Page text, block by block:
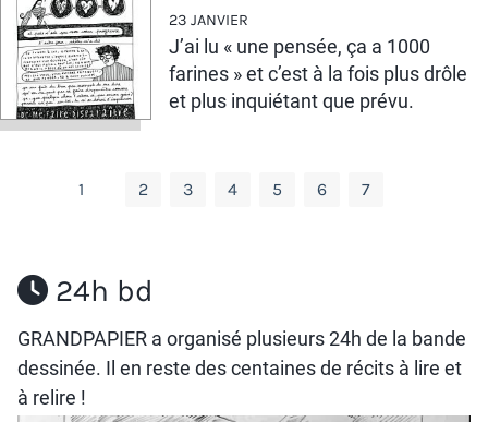
23 JANVIER
J’ai lu « une pensée, ça a 1000
farines » et c’est à la fois plus drôle
et plus inquiétant que prévu.
1 2 3 4 5 6 7
24h bd
GRANDPAPIER a organisé plusieurs 24h de la bande
dessinée. Il en reste des centaines de récits à lire et
à relire !